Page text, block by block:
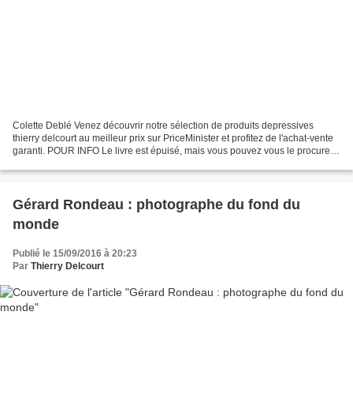
Colette Deblé Venez découvrir notre sélection de produits depressives
thierry delcourt au meilleur prix sur PriceMinister et profitez de l'achat-vente
garanti. POUR INFO Le livre est épuisé, mais vous pouvez vous le procurer
Gérard Rondeau : photographe du fond du
monde
Publié le 15/09/2016 à 20:23
Par Thierry Delcourt